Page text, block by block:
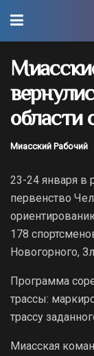
области
Миасский Рабочий
23-24 января в
первенство
178
Новогорного,
Программа
трассы:
трассу
Миасская